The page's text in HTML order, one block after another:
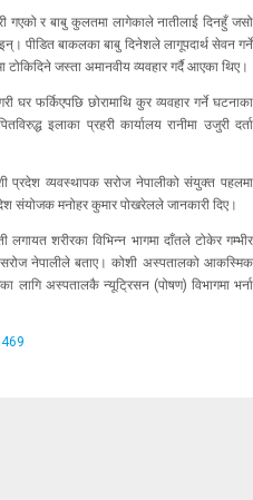
गएको र बाबु कुलतमा लागेकाले नातीलाई दिनहुँ जसो
पीडित बाकलका बाबु दिनेशले लागूपदार्थ सेवन गर्ने
टोकिदिने जस्ता अमानवीय व्यवहार गर्दै आएका थिए।
घर फर्किएपछि छोरामाथि कुर व्यवहार गर्ने घटनाका
इलाका प्रहरी कार्यालय रानीमा उजुरी दर्ता
प्रदेश व्यवस्थापक सरोज नेपालीको संयुक्त पहलमा
संयोजक मनोहर कुमार पोखरेलले जानकारी दिए।
लगायत शरीरका विभिन्न भागमा दाँतले टोकेर गम्भीर
नेपालीले बताए। कोशी अस्पतालको आकस्मिक
लागि अस्पतालकै न्यूट्रिसन (पोषण) विभागमा भर्ना